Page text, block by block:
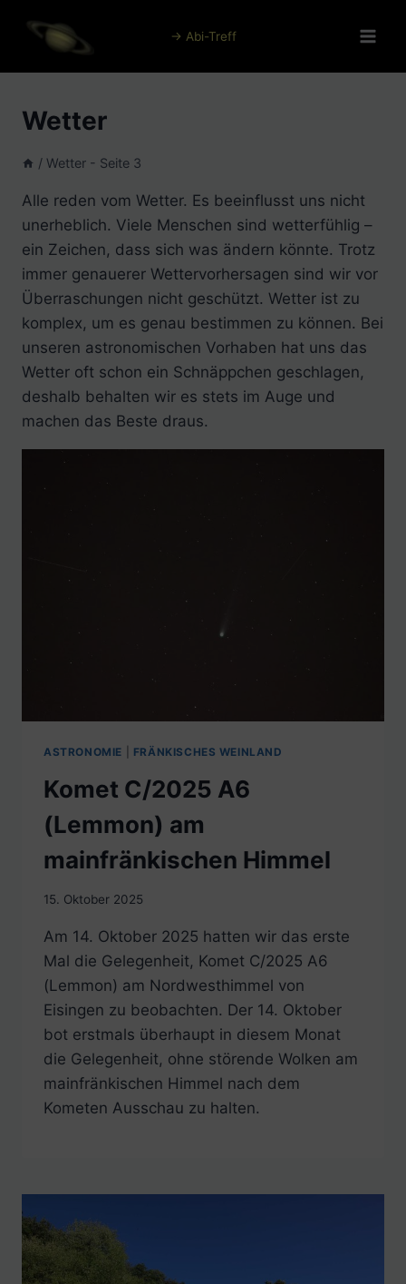
Inhalt
→ Abi-Treff
Wetter
/ Wetter - Seite 3
Alle reden vom Wetter. Es beeinflusst uns nicht
unerheblich. Viele Menschen sind wetterfühlig –
ein Zeichen, dass sich was ändern könnte. Trotz
immer genauerer Wettervorhersagen sind wir vor
Überraschungen nicht geschützt. Wetter ist zu
komplex, um es genau bestimmen zu können. Bei
unseren astronomischen Vorhaben hat uns das
Wetter oft schon ein Schnäppchen geschlagen,
deshalb behalten wir es stets im Auge und
machen das Beste draus.
ASTRONOMIE FRÄNKISCHES WEINLAND
Komet C/2025 A6
(Lemmon) am
mainfränkischen Himmel
15. Oktober 2025
Am 14. Oktober 2025 hatten wir das erste
Mal die Gelegenheit, Komet C/2025 A6
(Lemmon) am Nordwesthimmel von
Eisingen zu beobachten. Der 14. Oktober
bot erstmals überhaupt in diesem Monat
die Gelegenheit, ohne störende Wolken am
mainfränkischen Himmel nach dem
Kometen Ausschau zu halten.